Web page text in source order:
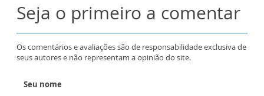
Seja o primeiro a comentar
Os comentários e avaliações são de responsabilidade exclusiva de
seus autores e não representam a opinião do site.
Seu nome